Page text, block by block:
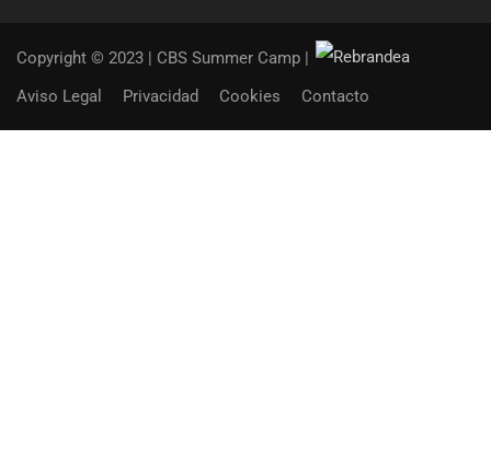
Copyright © 2023 | CBS Summer Camp |
Aviso Legal
Privacidad Cookies Contacto